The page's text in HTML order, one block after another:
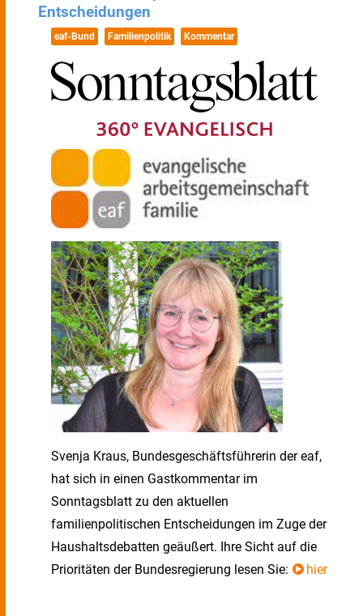
Entscheidungen
eaf-Bund Familienpolitik Kommentar
Svenja Kraus, Bundesgeschäftsführerin der eaf,
hat sich in einen Gastkommentar im
Sonntagsblatt zu den aktuellen
familienpolitischen Entscheidungen im Zuge der
Haushaltsdebatten geäußert. Ihre Sicht auf die
Prioritäten der Bundesregierung lesen Sie:
hier